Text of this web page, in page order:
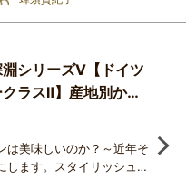
「今」を切り取るだけで
が辿ってきたストーリーを
は何倍にも膨らむもので
、ブルゴーニュ、シャンパ
、各産地がどのようにして
、
淵シリーズⅤ【ドイツ
ラスⅡ】産地別から
イン
は美味しいのか？～近年そ
します。スタイリッシュで